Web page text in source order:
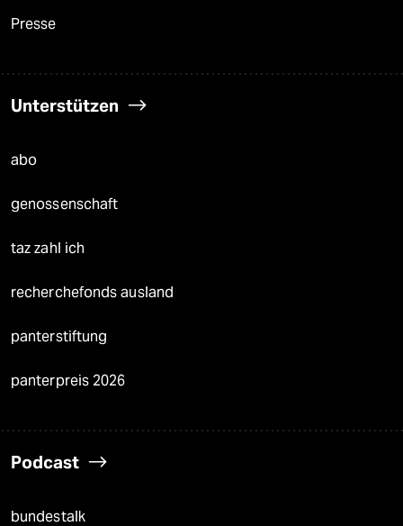
Presse
Unterstützen
abo
genossenschaft
taz zahl ich
recherchefonds ausland
panterstiftung
panterpreis 2026
Podcast
bundestalk